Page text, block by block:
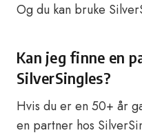
Og du kan bruke
Kan jeg finne en
SilverSingles?
Hvis du er en 50+ år
en partner hos